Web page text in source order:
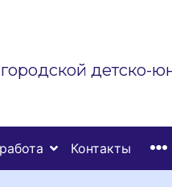
городской детско-
Контакты